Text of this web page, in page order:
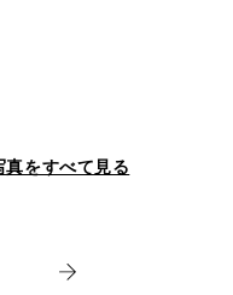
真をすべて見る